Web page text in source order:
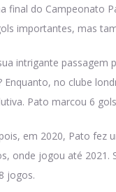
final do Campeonato
importantes, mas
intrigante passagem
Enquanto, no clube
Pato marcou 6
em 2020, Pato fez
onde jogou até
jogos.